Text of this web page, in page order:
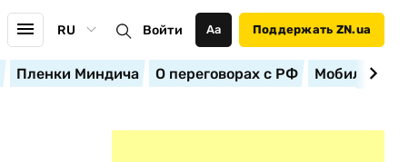
RU Войти Аа Поддержать ZN.ua
Пленки Миндича О переговорах с РФ